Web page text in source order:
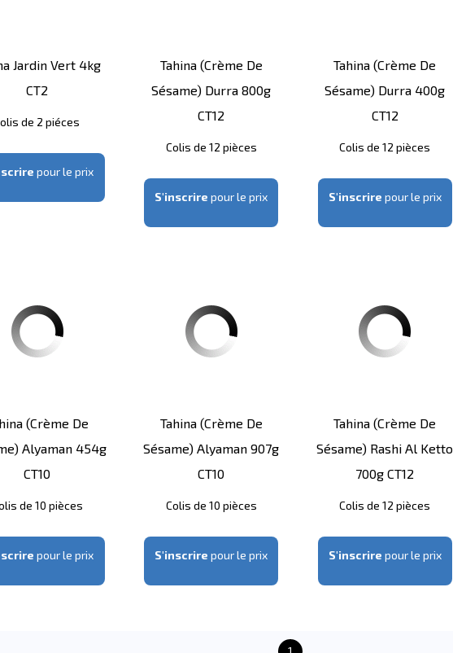
Jardin Vert 4kg
CT2
de 2 piéces
pour le prix
Tahina (crème De
Sésame) Durra 800g
CT12
Colis de 12 pièces
S'inscrire pour le prix
Tahina (crème De
Sésame) Durra 400g
CT12
Colis de 12 pièces
S'inscrire pour le prix
(crème De
Alyaman 454g
CT10
de 10 pièces
pour le prix
Tahina (crème De
Sésame) Alyaman 907g
CT10
Colis de 10 pièces
S'inscrire pour le prix
Tahina (crème De
Sésame) Rashi Al Ketto
700g CT12
Colis de 12 pièces
S'inscrire pour le prix